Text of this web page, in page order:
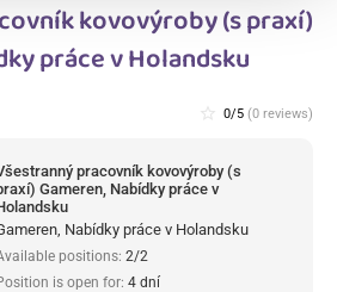
kovovýroby (s praxí)
práce v Holandsku
star_border 0/5 (0 reviews)
pracovník kovovýroby (s
Gameren, Nabídky práce v
Nabídky práce v Holandsku
positions: 2/2
is open for: 4 dní